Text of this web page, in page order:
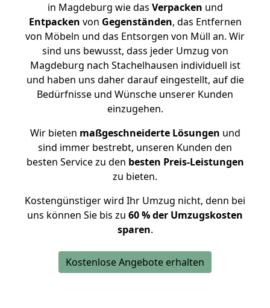
in Magdeburg wie das Verpacken und
Entpacken von Gegenständen, das Entfernen
von Möbeln und das Entsorgen von Müll an. Wir
sind uns bewusst, dass jeder Umzug von
Magdeburg nach Stachelhausen individuell ist
und haben uns daher darauf eingestellt, auf die
Bedürfnisse und Wünsche unserer Kunden
einzugehen.
Wir bieten maßgeschneiderte Lösungen und
sind immer bestrebt, unseren Kunden den
besten Service zu den besten Preis-Leistungen
zu bieten.
Kostengünstiger wird Ihr Umzug nicht, denn bei
uns können Sie bis zu 60 % der Umzugskosten
sparen.
Kostenlose Angebote erhalten